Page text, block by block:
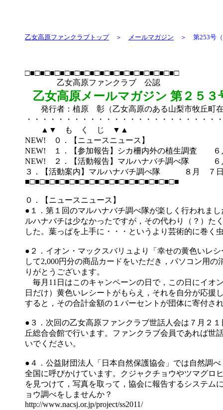
乙女高原ファンクラブトップ＞ メールマガジン ＞ 第253号（
□■□■□■□■□■□■□■□■□■□■□■□■□■□■□■□
乙女高原ファンクラブ 公認
乙女高原メールマガジン 第２５３
発行者：植原 彰（乙女高原のある山梨市牧丘町
・・・・・・・・・・・・・・・・・・・・・・・・
▲▼ も く じ ▼▲
NEW! ０．【ニュースニュース】
NEW! １．【参加報告】シカ柵内外の植生調査 ６
NEW! ２．【活動報告】マルハナバチ調べ隊 ６
３．【活動案内】マルハナバチ調べ隊 ８月 ７
■□■□■□■□■□■□■□■□■□■□■□■□■□■□■□■
０．【ニュースニュース】
●１．第１回のマルハナバチ調べ隊が楽しく行われま
ルハナバチは少なかったですが，その代わり（？）た
した。葉っぱを上手に・・・というより芸術的に巻く
●２．イオン・マックスバリュより「幸せの黄色いレ
して2,000円分の商品カードをいただき，パソコン用
りがとうございます。
毎月11日はこのキャンペーンの日で，この日にイオ
日だけ）黄色いレシートがもらえ，それを自分が応援
すると，その合計金額の１パーセントが団体に寄付さ
●３．次回の乙女高原ファンクラブ世話人会は７月２
丘総合会館で行います。ファンクラブ会員であれば世
いでください。
●４．公益財団法人「日本自然保護協会」では自然調
全国に呼びかけています。クジャクチョウやツマグロ
を見つけて，写真を取って，協会に報告するシステム
ョウ調べをしませんか？
http://www.nacsj.or.jp/project/ss2011/